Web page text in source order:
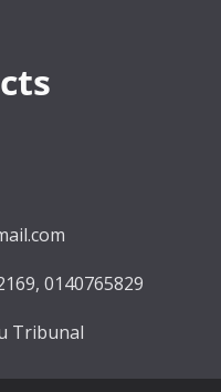
0140765829
Tribunal